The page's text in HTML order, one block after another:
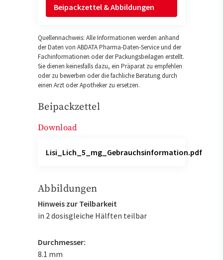
Beipackzettel & Abbildungen
Quellennachweis: Alle Informationen werden anhand
der Daten von ABDATA Pharma-Daten-Service und der
Fachinformationen oder der Packungsbeilagen erstellt.
Sie dienen keinesfalls dazu, ein Präparat zu empfehlen
oder zu bewerben oder die fachliche Beratung durch
einen Arzt oder Apotheker zu ersetzen.
Beipackzettel
Download
Lisi_Lich_5_mg_Gebrauchsinformation.pdf
Abbildungen
Hinweis zur Teilbarkeit
in 2 dosisgleiche Hälften teilbar
Durchmesser:
8.1 mm